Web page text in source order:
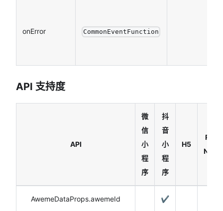
onError CommonEventFunction
API 支持度
API
微
信
小
程
序
抖
音
小
程
序
H5
AwemeDataProps.awemeId ✔️